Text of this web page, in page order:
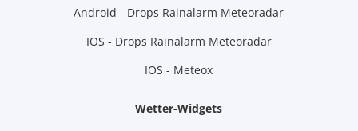
Android - Drops Rainalarm Meteoradar
IOS - Drops Rainalarm Meteoradar
IOS - Meteox
Wetter-Widgets